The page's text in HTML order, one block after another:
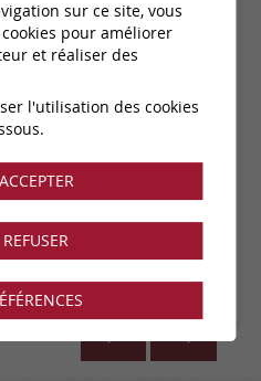
papier
notre showroom !
sur ce site, vous
pour améliorer
et réaliser des
l'utilisation des cookies